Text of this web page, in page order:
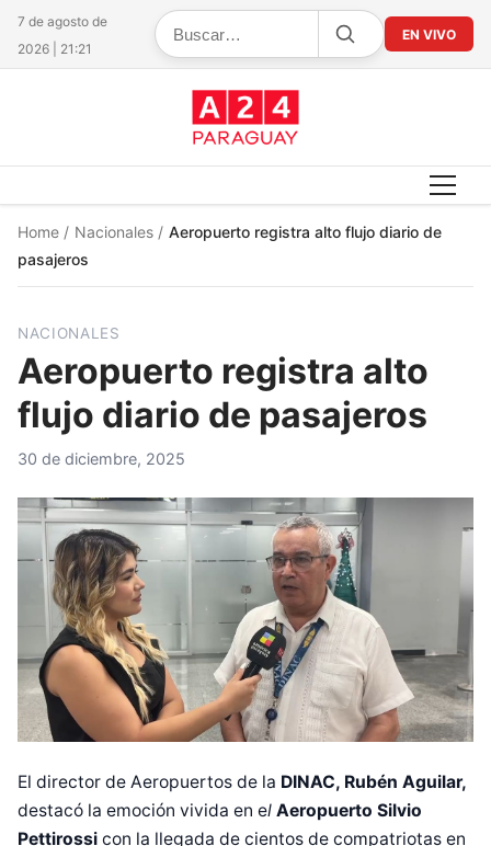
7 de agosto de
2026 | 21:21
EN VIVO
Home / Nacionales / Aeropuerto registra alto flujo diario de
pasajeros
NACIONALES
Aeropuerto registra alto
flujo diario de pasajeros
30 de diciembre, 2025
El director de Aeropuertos de la DINAC, Rubén Aguilar,
destacó la emoción vivida en el Aeropuerto Silvio
Pettirossi con la llegada de cientos de compatriotas en